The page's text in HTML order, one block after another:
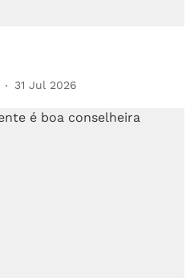
31 Jul 2026